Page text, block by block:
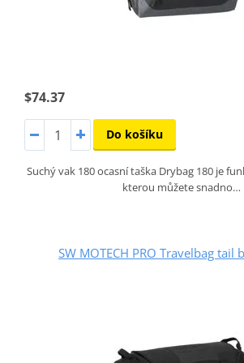
$74.37
Do košíku
Suchý vak 180 ocasní taška Drybag 180 je
kterou můžete snadno…
SW MOTECH PRO Travelbag tail